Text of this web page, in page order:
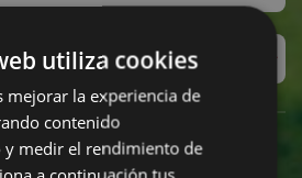
utiliza cookies
mejorar la experiencia de
contenido
y medir el rendimiento de